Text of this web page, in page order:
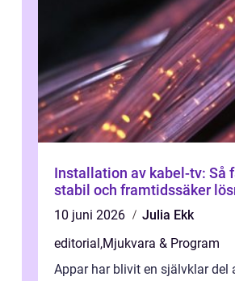
Installation av kabel-tv: Så
stabil och framtidssäker
10 juni 2026
Julia Ekk
editorial ,Mjukvara & Program
Appar har blivit en självklar del